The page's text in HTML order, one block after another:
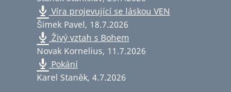
Víra projevující se láskou VEN
Šimek Pavel, 18.7.2026
Živý vztah s Bohem
Novak Kornelius, 11.7.2026
Pokání
Karel Staněk, 4.7.2026